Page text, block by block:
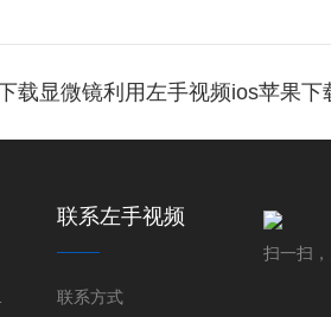
载显微镜利用左手视频ios苹果
联系左手视频
联系方式
扫一扫